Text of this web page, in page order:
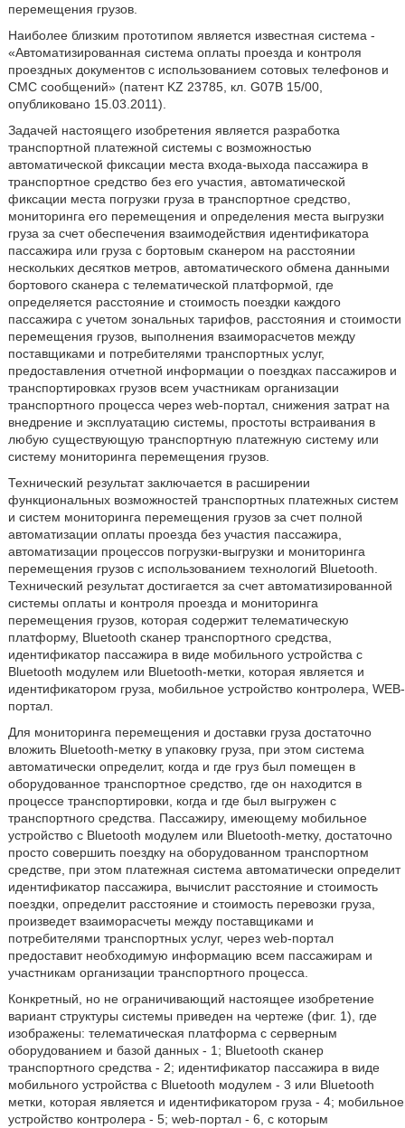
перемещения грузов.
Наиболее близким прототипом является известная система -
«Автоматизированная система оплаты проезда и контроля
проездных документов с использованием сотовых телефонов и
CMC сообщений» (патент KZ 23785, кл. G07B 15/00,
опубликовано 15.03.2011).
Задачей настоящего изобретения является разработка
транспортной платежной системы с возможностью
автоматической фиксации места входа-выхода пассажира в
транспортное средство без его участия, автоматической
фиксации места погрузки груза в транспортное средство,
мониторинга его перемещения и определения места выгрузки
груза за счет обеспечения взаимодействия идентификатора
пассажира или груза с бортовым сканером на расстоянии
нескольких десятков метров, автоматического обмена данными
бортового сканера с телематической платформой, где
определяется расстояние и стоимость поездки каждого
пассажира с учетом зональных тарифов, расстояния и стоимости
перемещения грузов, выполнения взаиморасчетов между
поставщиками и потребителями транспортных услуг,
предоставления отчетной информации о поездках пассажиров и
транспортировках грузов всем участникам организации
транспортного процесса через web-портал, снижения затрат на
внедрение и эксплуатацию системы, простоты встраивания в
любую существующую транспортную платежную систему или
систему мониторинга перемещения грузов.
Технический результат заключается в расширении
функциональных возможностей транспортных платежных систем
и систем мониторинга перемещения грузов за счет полной
автоматизации оплаты проезда без участия пассажира,
автоматизации процессов погрузки-выгрузки и мониторинга
перемещения грузов с использованием технологий Bluetooth.
Технический результат достигается за счет автоматизированной
системы оплаты и контроля проезда и мониторинга
перемещения грузов, которая содержит телематическую
платформу, Bluetooth сканер транспортного средства,
идентификатор пассажира в виде мобильного устройства с
Bluetooth модулем или Bluetooth-метки, которая является и
идентификатором груза, мобильное устройство контролера, WEB-
портал.
Для мониторинга перемещения и доставки груза достаточно
вложить Bluetooth-метку в упаковку груза, при этом система
автоматически определит, когда и где груз был помещен в
оборудованное транспортное средство, где он находится в
процессе транспортировки, когда и где был выгружен с
транспортного средства. Пассажиру, имеющему мобильное
устройство с Bluetooth модулем или Bluetooth-метку, достаточно
просто совершить поездку на оборудованном транспортном
средстве, при этом платежная система автоматически определит
идентификатор пассажира, вычислит расстояние и стоимость
поездки, определит расстояние и стоимость перевозки груза,
произведет взаиморасчеты между поставщиками и
потребителями транспортных услуг, через web-портал
предоставит необходимую информацию всем пассажирам и
участникам организации транспортного процесса.
Конкретный, но не ограничивающий настоящее изобретение
вариант структуры системы приведен на чертеже (фиг. 1), где
изображены: телематическая платформа с серверным
оборудованием и базой данных - 1; Bluetooth сканер
транспортного средства - 2; идентификатор пассажира в виде
мобильного устройства с Bluetooth модулем - 3 или Bluetooth
метки, которая является и идентификатором груза - 4; мобильное
устройство контролера - 5; web-портал - 6, с которым